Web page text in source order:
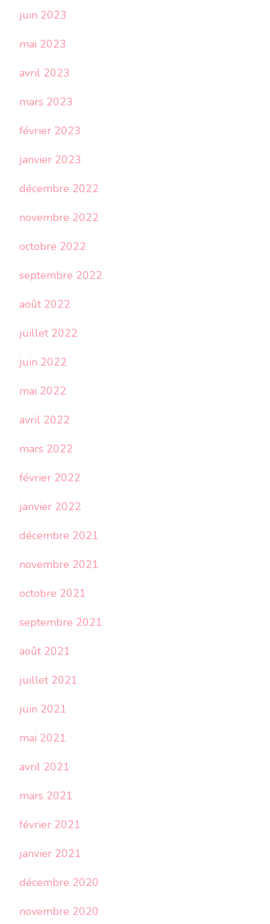
juin 2023
mai 2023
avril 2023
mars 2023
février 2023
janvier 2023
décembre 2022
novembre 2022
octobre 2022
septembre 2022
août 2022
juillet 2022
juin 2022
mai 2022
avril 2022
mars 2022
février 2022
janvier 2022
décembre 2021
novembre 2021
octobre 2021
septembre 2021
août 2021
juillet 2021
juin 2021
mai 2021
avril 2021
mars 2021
février 2021
janvier 2021
décembre 2020
novembre 2020